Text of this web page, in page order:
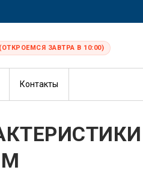
ЗАВТРА В 10:00)
Контакты